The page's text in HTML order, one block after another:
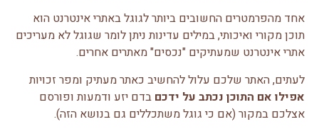
אחד מהפרמטרים החשובים ביותר לגוגל באתרי אינטרנט הוא
תוכן מקורי ואיכותי, במילים עדינות ניתן לומר שגוגל לא מעריכים
אתרי אינטרנט שמעתיקים "נכסים" מאתרים אחרים.
לעתים, האתר שלכם עלול להחשיב כאתר מעתיק ומפר זכויות
אפילו אם התוכן נכתב על ידכם בדם יזע ודמעות ופורסם
אצלכם במקור (אם כי גוגל משתכללים גם בנושא הזה).